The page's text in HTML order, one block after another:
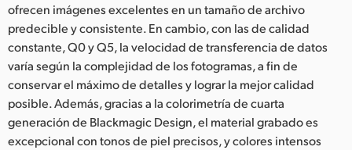
ofrecen imágenes excelentes en un tamaño de archivo
predecible y consistente. En cambio, con las de calidad
constante, Q0 y Q5, la velocidad de transferencia de datos
varía según la complejidad de los fotogramas, a fin de
conservar el máximo de detalles y lograr la mejor calidad
posible. Además, gracias a la colorimetría de cuarta
generación de Blackmagic Design, el material grabado es
excepcional con tonos de piel precisos, y colores intensos